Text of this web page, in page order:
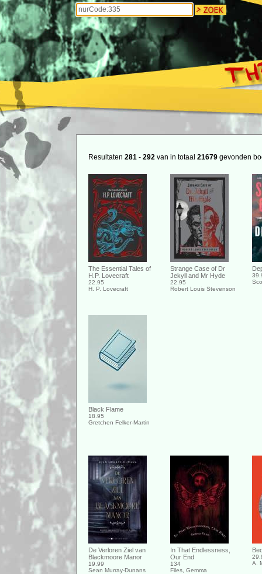
Resultaten 281 - 292 van in totaal 21679 gevonden
The Essential Tales of
H.P. Lovecraft
22.95
H. P. Lovecraft
Strange Case of Dr
Jekyll and Mr Hyde
22.95
Robert Louis Stevenson
Black Flame
18.95
Gretchen Felker-Martin
De Verloren Ziel van
Blackmoore Manor
19.99
Sean Murray-Dunans
In That Endlessness,
Our End
134
Files, Gemma
A.